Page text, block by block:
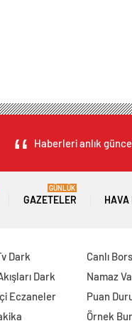
Haberleri anlık
GAZETELER
GÜNLÜK
HAVA
Dark
Dark
Eczaneler
Canlı
Namaz
Puan
Örnek